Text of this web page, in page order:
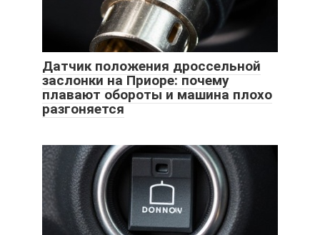
Датчик положения дроссельной
заслонки на Приоре: почему
плавают обороты и машина плохо
разгоняется